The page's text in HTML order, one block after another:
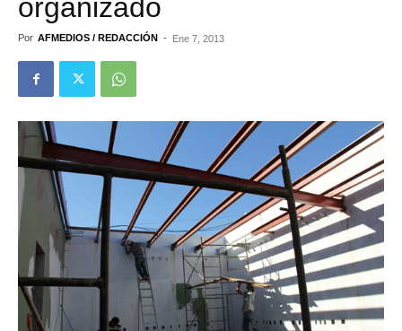
organizado
Por AFMEDIOS / REDACCIÓN - Ene 7, 2013